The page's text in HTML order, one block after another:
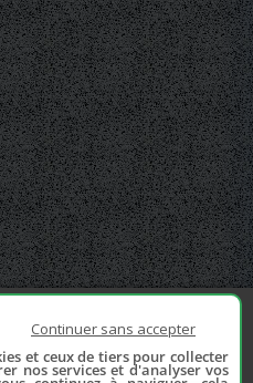
Continuer sans accepter
et ceux de tiers pour collecter
nos services et d'analyser vos